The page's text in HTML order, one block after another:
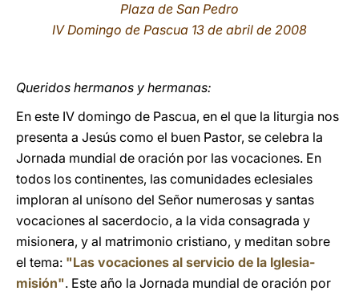
Plaza de San Pedro
IV Domingo de Pascua 13 de abril de 2008
Queridos hermanos y hermanas:
En este IV domingo de Pascua, en el que la liturgia nos
presenta a Jesús como el buen Pastor, se celebra la
Jornada mundial de oración por las vocaciones. En
todos los continentes, las comunidades eclesiales
imploran al unísono del Señor numerosas y santas
vocaciones al sacerdocio, a la vida consagrada y
misionera, y al matrimonio cristiano, y meditan sobre
el tema: "Las vocaciones al servicio de la Iglesia-
misión". Este año la Jornada mundial de oración por